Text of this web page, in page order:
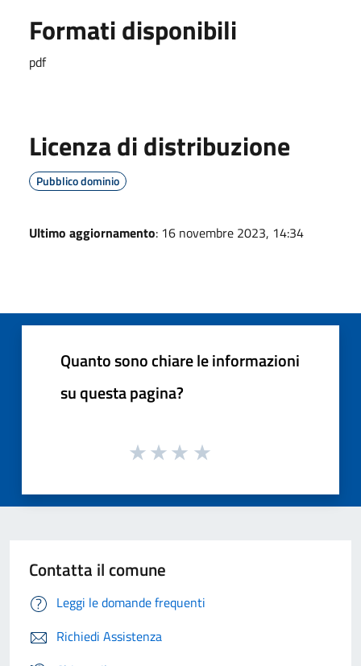
Formati disponibili
pdf
Licenza di distribuzione
Pubblico dominio
Ultimo aggiornamento: 16 novembre 2023, 14:34
Quanto sono chiare le informazioni
su questa pagina?
Contatta il comune
Leggi le domande frequenti
Richiedi Assistenza